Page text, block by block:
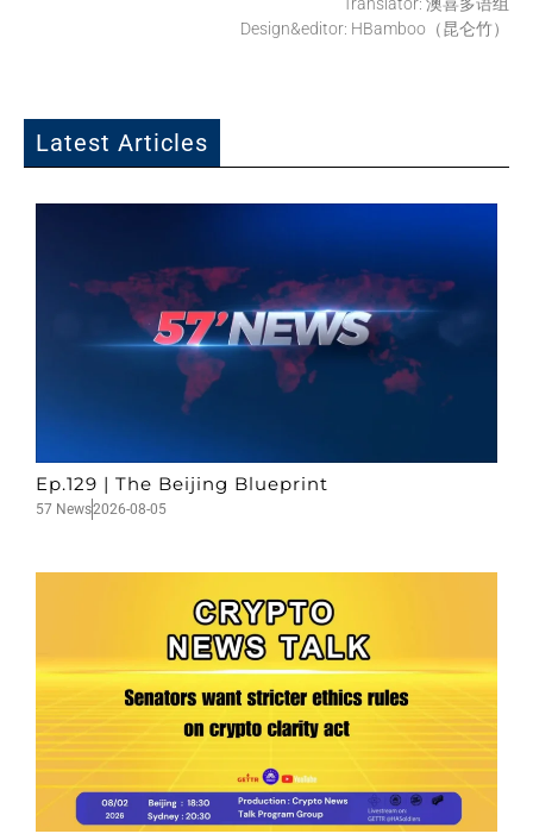
Design&editor: HBamboo（昆仑竹）
Latest Articles
Ep.129 | The Beijing Blueprint
57 News2026-08-05